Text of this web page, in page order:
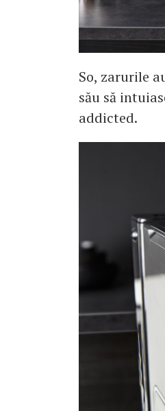
So, zarurile
său să
addicted.